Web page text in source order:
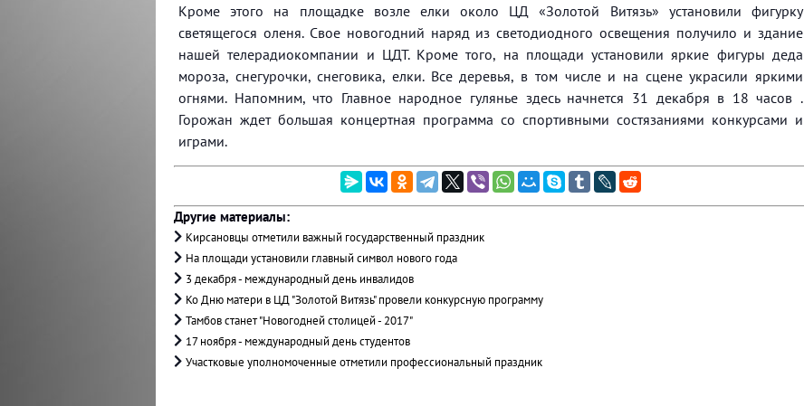
Кроме этого на площадке возле елки около ЦД «Золотой Витязь» установили фигурку
светящегося оленя. Свое новогодний наряд из светодиодного освещения получило и здание
нашей телерадиокомпании и ЦДТ. Кроме того, на площади установили яркие фигуры деда
мороза, снегурочки, снеговика, елки. Все деревья, в том числе и на сцене украсили яркими
огнями. Напомним, что Главное народное гулянье здесь начнется 31 декабря в 18 часов .
Горожан ждет большая концертная программа со спортивными состязаниями конкурсами и
играми.
Другие материалы:
Кирсановцы отметили важный государственный праздник
На площади установили главный символ нового года
3 декабря - международный день инвалидов
Ко Дню матери в ЦД "Золотой Витязь" провели конкурсную программу
Тамбов станет "Новогодней столицей - 2017"
17 ноября - международный день студентов
Участковые уполномоченные отметили профессиональный праздник